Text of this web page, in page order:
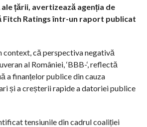
țării, avertizează agenția de
Fitch Ratings într-un raport publicat
context, că perspectiva negativă
al României, ‘BBB-‘, reflectă
a finanțelor publice din cauza
și a creșterii rapide a datoriei publice
tensiunile din cadrul coaliției